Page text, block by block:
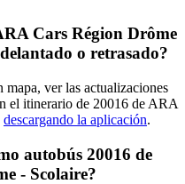
Cars Région Drôme
o retrasado?
mapa, ver las actualizaciones
el itinerario de 20016 de ARA
descargando la aplicación.
autobús 20016 de
- Scolaire?